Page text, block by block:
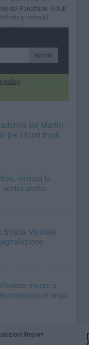
del Panathlon: il club
premierà i
Iscriviti
policy
dei Martiri,
per i food truck
iniziata la
scelto anche
Strada Vicinale
muore a
al largo
iReport